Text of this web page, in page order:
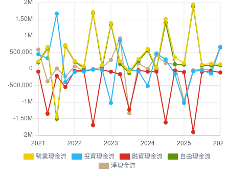
營業現金流 投資現金流 融資現金流
自由現金流
淨現金流